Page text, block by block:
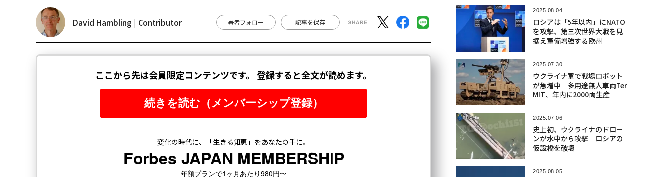
David Hambling | Contributor 著者フォロー 記事を保存
2025.08.04
ロシアは「5年以内」にNATO
を攻撃、第三次世界大戦を見
据え軍備増強する欧州
2025.07.30
ウクライナ軍で戦場ロボット
が急増中 多用途無人車両Ter
MIT、年内に2000両生産
2025.07.06
史上初、ウクライナのドロー
ンが水中から攻撃 ロシアの
仮設橋を破壊
2025.08.05